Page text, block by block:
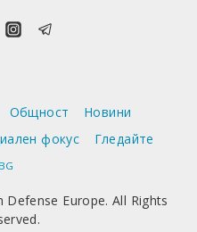
Общност
Новини
фокус Гледайте
BG
Europe. All Rights